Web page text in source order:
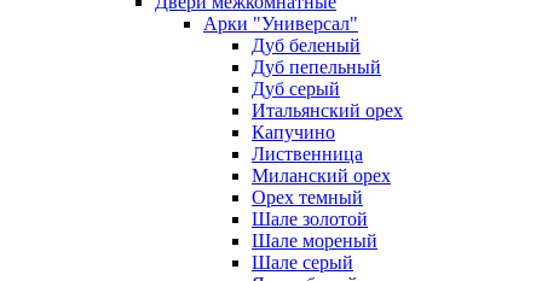
Арки "Универсал"
Дуб беленый
Дуб пепельный
Дуб серый
Итальянский орех
Капучино
Лиственница
Миланский орех
Орех темный
Шале золотой
Шале мореный
Шале серый